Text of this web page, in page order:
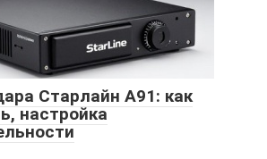
Старлайн А91: как
настройка